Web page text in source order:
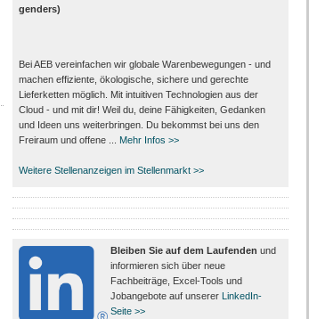
genders)
Bei AEB vereinfachen wir globale Warenbewegungen - und
machen effiziente, ökologische, sichere und gerechte
Lieferketten möglich. Mit intuitiven Technologien aus der
Cloud - und mit dir! Weil du, deine Fähigkeiten, Gedanken
und Ideen uns weiterbringen. Du bekommst bei uns den
Freiraum und offene ...
Mehr Infos >>
Weitere Stellenanzeigen im Stellenmarkt >>
Bleiben Sie auf dem Laufenden und
informieren sich über neue
Fachbeiträge, Excel-Tools und
Jobangebote auf unserer LinkedIn-
Seite >>